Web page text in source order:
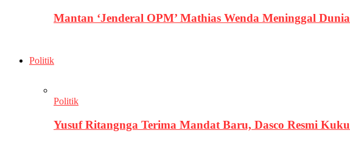
Mantan ‘Jenderal OPM’ Mathias Wenda Meninggal
Politik
Politik
Yusuf Ritangnga Terima Mandat Baru, Dasco Resmi